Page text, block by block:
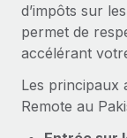
d’impôts sur
permet de
accélérant
Les principaux
Remote au